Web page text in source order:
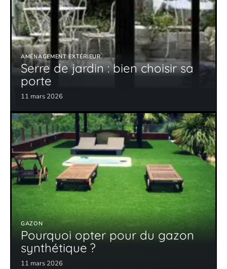
AMÉNAGEMENT EXTÉRIEUR
Serre de jardin : bien choisir sa
porte
11 mars 2026
GAZON
Pourquoi opter pour du gazon
synthétique ?
11 mars 2026